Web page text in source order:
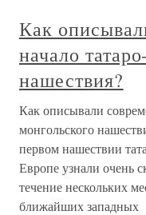
Как
начало
нашествия?
Как описывали
монгольского
первом нашествии
Европе узнали очень
течение нескольких
ближайших западных